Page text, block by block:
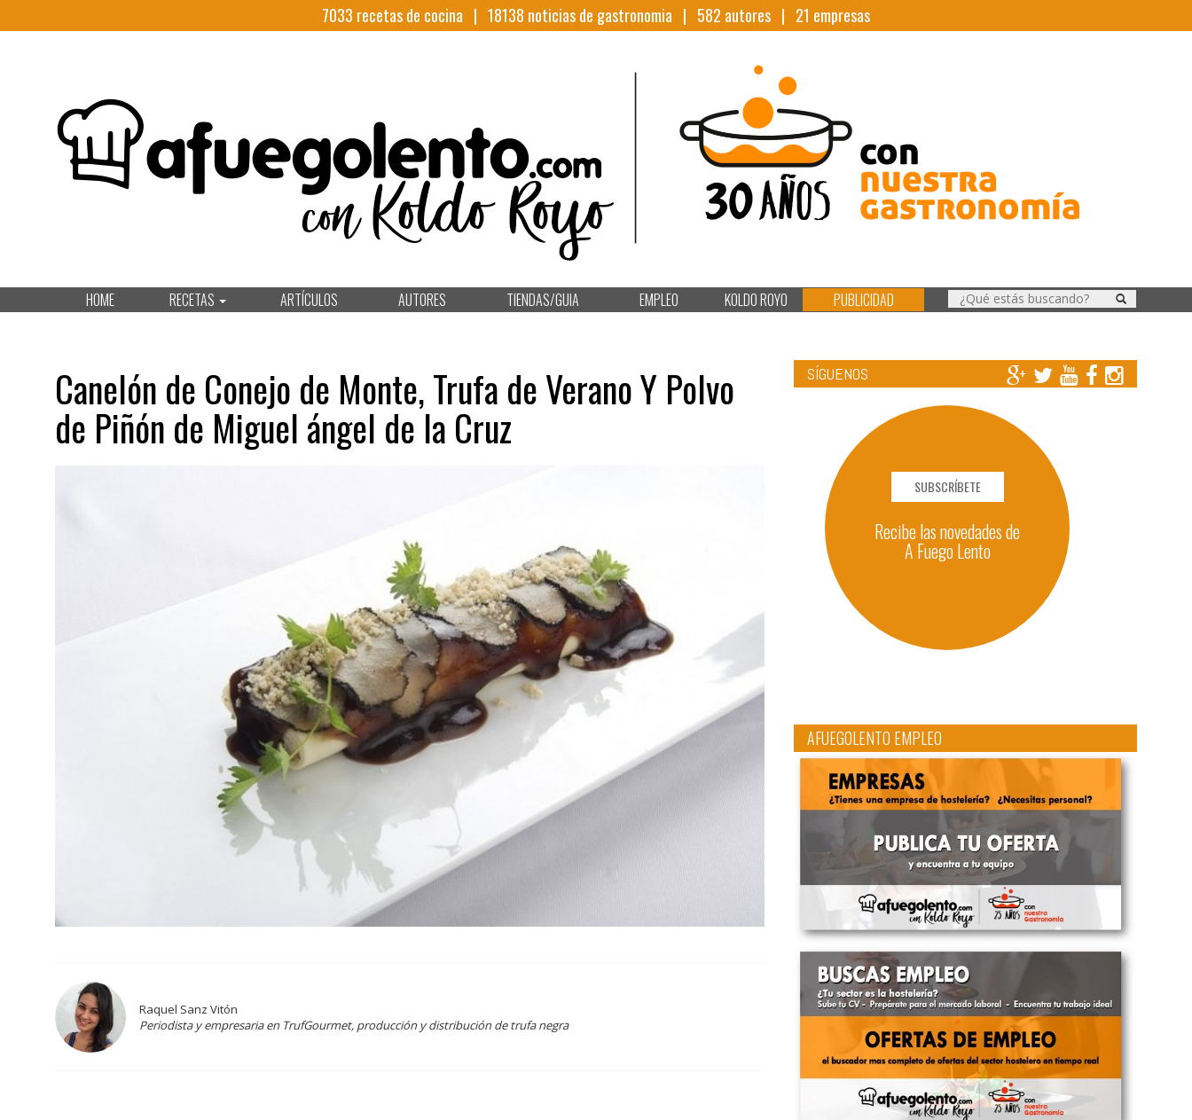
7033 recetas de cocina | 18138 noticias de gastronomia | 582 autores | 21 empresas
HOME RECETAS ARTÍCULOS AUTORES TIENDAS/GUIA EMPLEO KOLDO ROYO PUBLICIDAD
Canelón de Conejo de Monte, Trufa de Verano Y Polvo
de Piñón de Miguel ángel de la Cruz
Raquel Sanz Vitón
Periodista y empresaria en TrufGourmet, producción y distribución de trufa negra
SÍGUENOS
SUBSCRÍBETE
Recibe las novedades de
A Fuego Lento
AFUEGOLENTO EMPLEO